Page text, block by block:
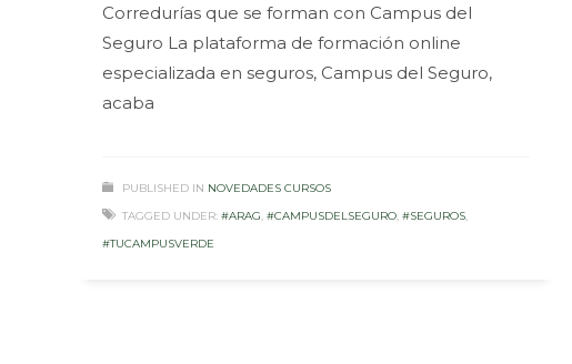
Corredurías que se forman con Campus del
Seguro La plataforma de formación online
especializada en seguros, Campus del Seguro,
acaba
PUBLISHED IN NOVEDADES CURSOS
TAGGED UNDER: #ARAG, #CAMPUSDELSEGURO, #SEGUROS,
#TUCAMPUSVERDE